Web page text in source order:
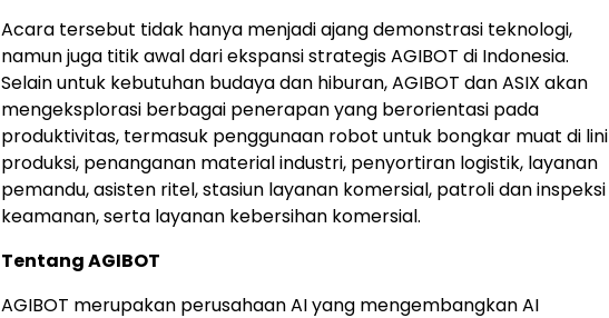
Acara tersebut tidak hanya menjadi ajang demonstrasi teknologi,
namun juga titik awal dari ekspansi strategis AGIBOT di Indonesia.
Selain untuk kebutuhan budaya dan hiburan, AGIBOT dan ASIX akan
mengeksplorasi berbagai penerapan yang berorientasi pada
produktivitas, termasuk penggunaan robot untuk bongkar muat di lini
produksi, penanganan material industri, penyortiran logistik, layanan
pemandu, asisten ritel, stasiun layanan komersial, patroli dan inspeksi
keamanan, serta layanan kebersihan komersial.
Tentang AGIBOT
AGIBOT merupakan perusahaan AI yang mengembangkan AI